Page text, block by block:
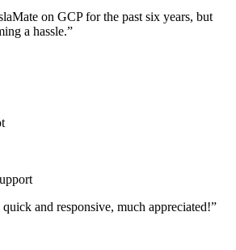
on GCP for the past six years, but
a hassle.”
and responsive, much appreciated!”